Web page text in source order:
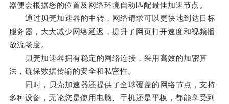
器便会根据您的位置及网络环境自动匹配最佳加速节点。
通过贝壳加速器的中转，网络请求可以更快地到达目标
服务器，大大减少网络延迟，提升了网页打开速度和视频播
放流畅度。
贝壳加速器拥有稳定的网络连接，采用高效的加密算
法，确保数据传输的安全和私密性。
同时，贝壳加速器还提供了全球覆盖的网络节点，支持
多种设备，无论您是使用电脑、手机还是平板，都能享受到